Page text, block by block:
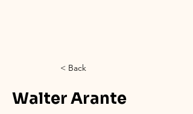
< Back
Walter Arante